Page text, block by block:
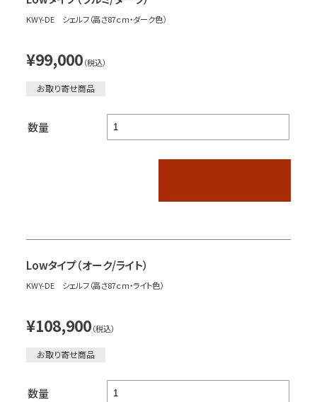
KWY-DE シェルフ（高さ87ｃｍ・ダーク色）
¥99,000（税込）
お取り寄せ商品
数量
Lowタイプ（オーク/ライト）
KWY-DE シェルフ（高さ87ｃｍ・ライト色）
¥108,900（税込）
お取り寄せ商品
数量